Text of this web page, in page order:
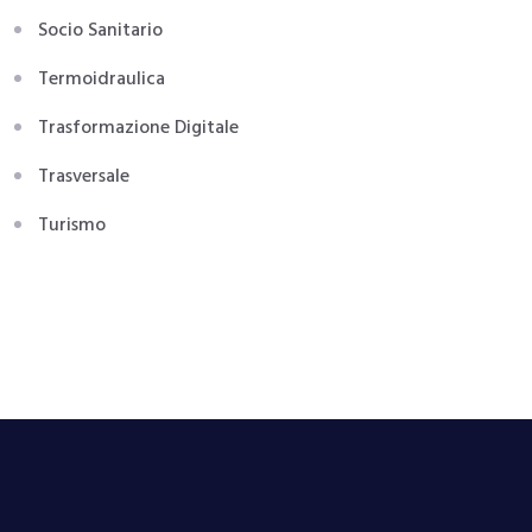
Socio Sanitario
Termoidraulica
Trasformazione Digitale
Trasversale
Turismo